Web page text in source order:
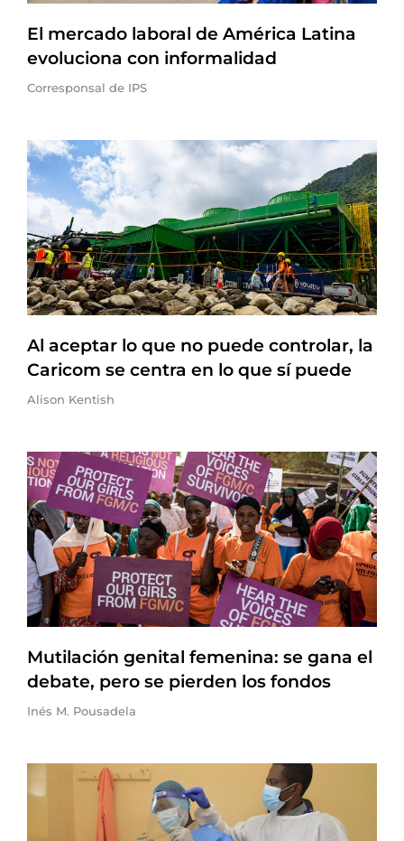
El mercado laboral de América Latina
evoluciona con informalidad
Corresponsal de IPS
Al aceptar lo que no puede controlar, la
Caricom se centra en lo que sí puede
Alison Kentish
Mutilación genital femenina: se gana el
debate, pero se pierden los fondos
Inés M. Pousadela